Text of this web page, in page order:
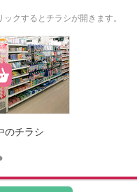
ックするとチラシが開きます。
のチラシ